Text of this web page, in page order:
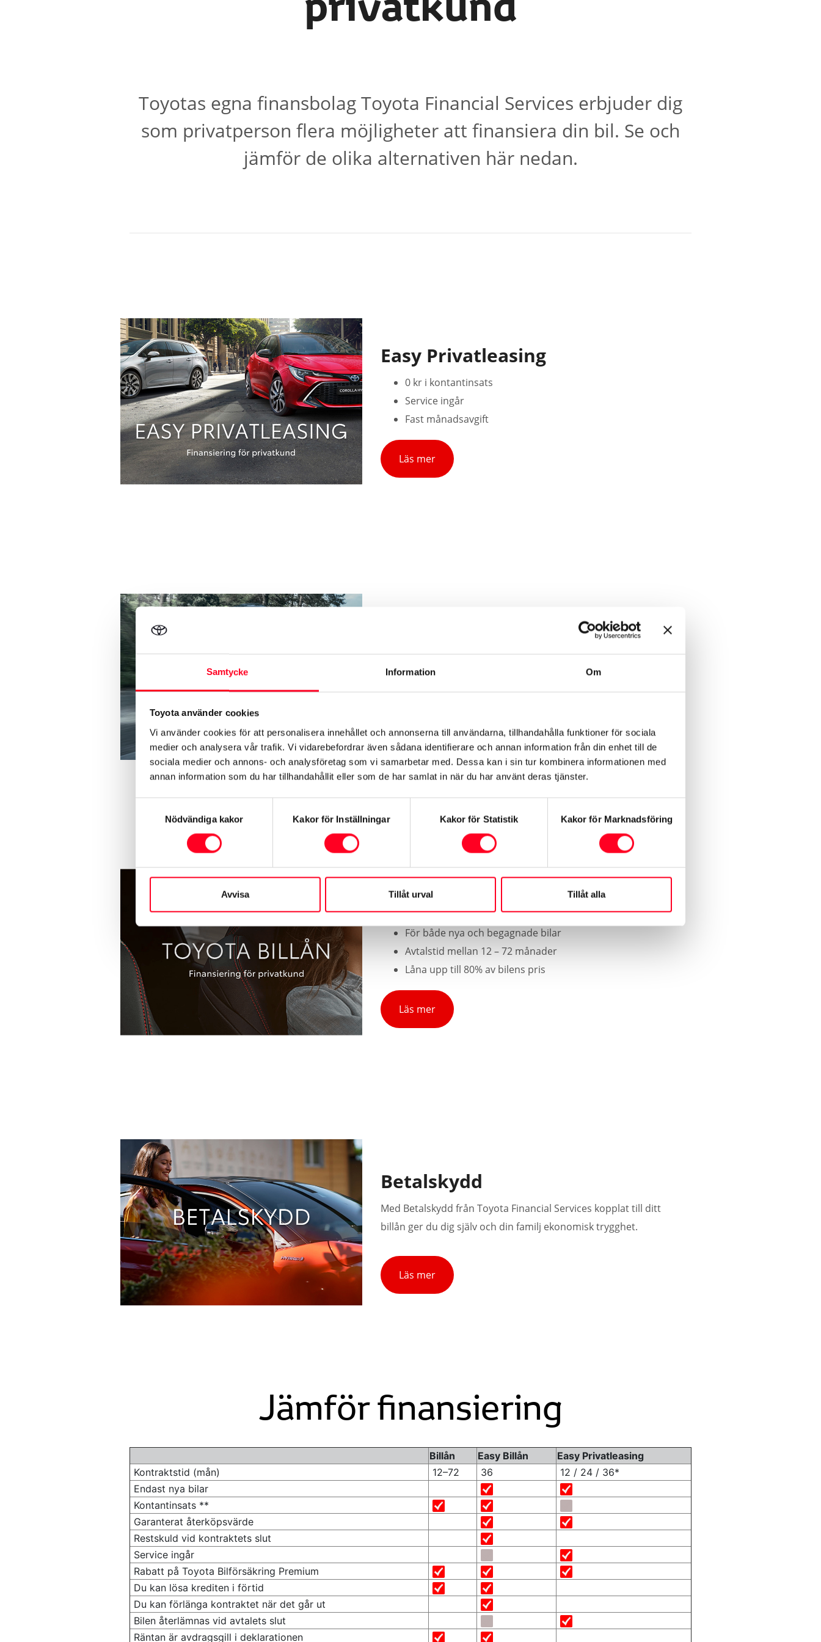
Samtycke Information Om
Toyota använder cookies
Vi använder cookies för att personalisera innehållet och annonserna till användarna, tillhandahålla funktioner för sociala
medier och analysera vår trafik. Vi vidarebefordrar även sådana identifierare och annan information från din enhet till de
sociala medier och annons- och analysföretag som vi samarbetar med. Dessa kan i sin tur kombinera informationen med
annan information som du har tillhandahållit eller som de har samlat in när du har använt deras tjänster.
Nödvändiga kakor
Kakor för Inställningar Kakor för Statistik Kakor för Marknadsföring
Avvisa Tillåt urval Tillåt alla
Toyotas egna finansbolag Toyota Financial Services erbjuder dig
som privatperson flera möjligheter att finansiera din bil. Se och
jämför de olika alternativen här nedan.
Easy Privatleasing
0 kr i kontantinsats
Service ingår
Fast månadsavgift
Läs mer
Låg månadskostnad
Garanterat återköpsvärde
Byt, behåll eller lämna tillbaka efter 3 år
Läs mer
Toyota Billån
För både nya och begagnade bilar
Avtalstid mellan 12 – 72 månader
Låna upp till 80% av bilens pris
Läs mer
Betalskydd
Med Betalskydd från Toyota Financial Services kopplat till ditt
billån ger du dig själv och din familj ekonomisk trygghet.
Läs mer
Jämför finansiering
Billån Easy Billån
Easy Privatleasing
Kontraktstid (mån)
12–72 36
12 / 24 / 36*
Endast nya bilar
Kontantinsats **
Garanterat återköpsvärde
Restskuld vid kontraktets slut
Service ingår
Rabatt på Toyota Bilförsäkring Premium
Du kan lösa krediten i förtid
Du kan förlänga kontraktet när det går ut
Bilen återlämnas vid avtalets slut
Räntan är avdragsgill i deklarationen